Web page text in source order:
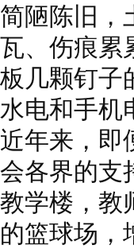
简陋陈旧，
瓦、伤痕累
板几颗钉子
水电和手机
近年来，即
会各界的支
教学楼，教
的篮球场，